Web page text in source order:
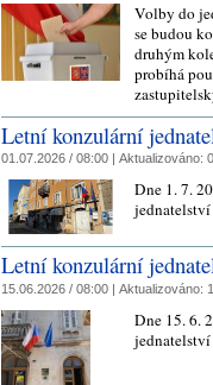
Volby do
se budou
druhým
probíhá
Letní konzulární
01.07.2026 / 08:00 | Aktualizováno:
Dne 1. 7.
Letní konzulární
15.06.2026 / 08:00 | Aktualizováno:
Dne 15. 6.